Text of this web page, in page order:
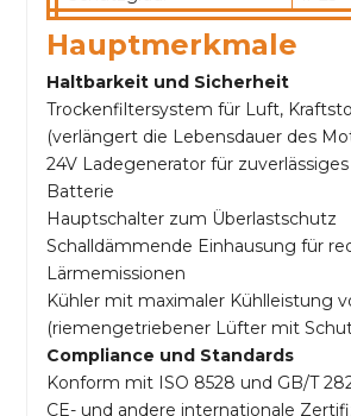
Hauptmerkmale
Haltbarkeit und Sicherheit
Trockenfiltersystem für Luft,
(verlängert die Lebensdauer des
24V Ladegenerator für
Batterie
Hauptschalter zum Überlastschutz
Schalldämmende Einhausung für
Lärmemissionen
Kühler mit maximaler Kühlleistung
(riemengetriebener Lüfter mit
Compliance und Standards
Konform mit ISO 8528 und GB/T
CE- und andere internationale